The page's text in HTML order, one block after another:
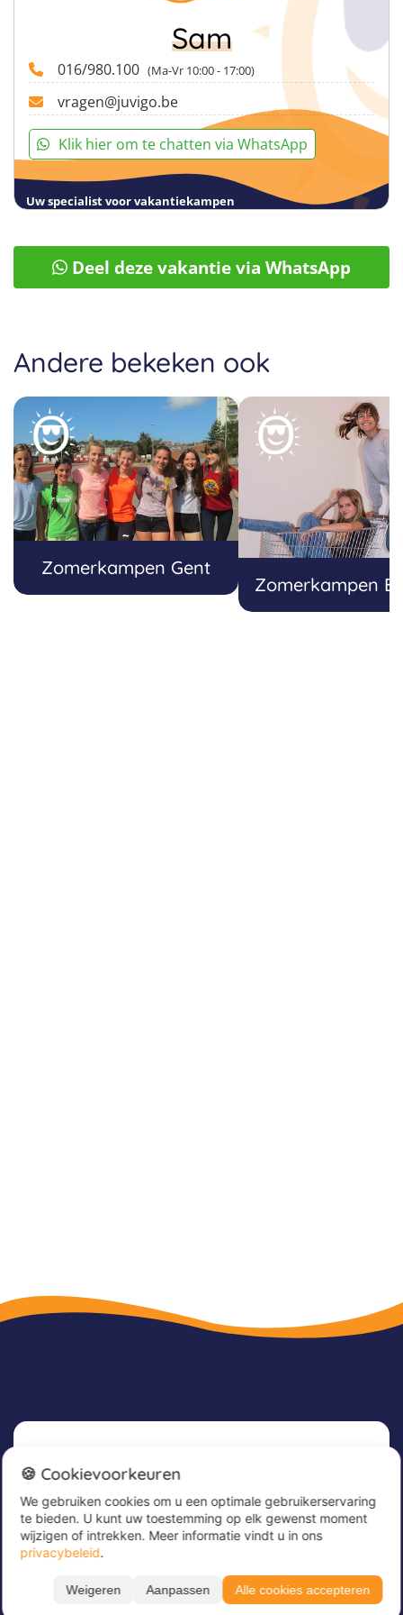
Sam
016/980.100 (Ma-Vr 10:00 - 17:00)
vragen@juvigo.be
Klik hier om te chatten via WhatsApp
Uw specialist voor vakantiekampen
Deel deze vakantie via WhatsApp
Andere bekeken ook
Zomerkampen Gent
Zomerkampen
Nieuwsbrief
Meld u nu aan voor onze nieuwsbrief om
geweldige aanbiedingen te ontvangen en op de
hoogte te blijven!
Voer hier uw e-mailadres in*
🍪 Cookievoorkeuren
We gebruiken cookies om u een optimale gebruikerservaring
te bieden. U kunt uw toestemming op elk gewenst moment
wijzigen of intrekken. Meer informatie vindt u in ons
privacybeleid.
Weigeren Aanpassen Alle cookies accepteren